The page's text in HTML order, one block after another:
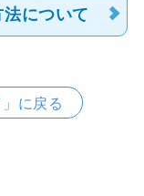
について
に戻る